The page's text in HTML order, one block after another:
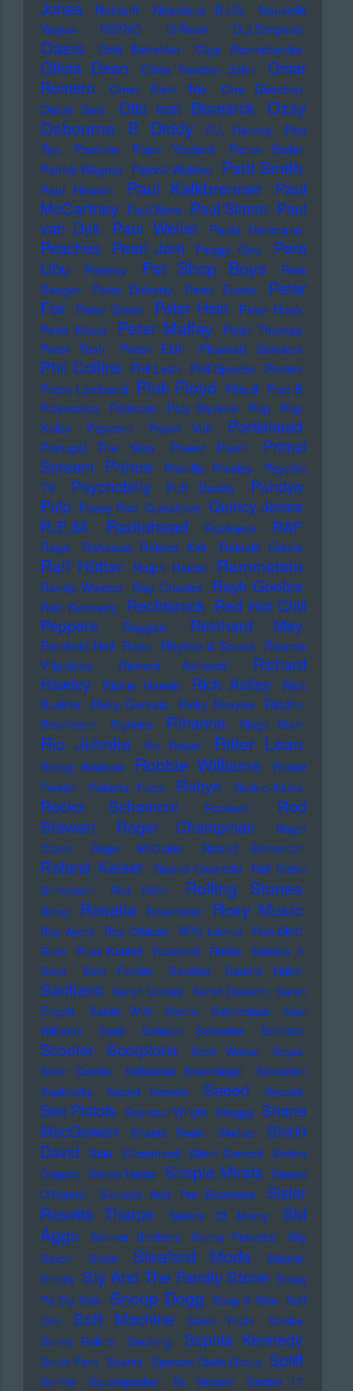
Jones
Notdurft Notorious B.I.G.
Nouvelle
Vague
NSYNC O-Town O.J.Simpson
Oasis Odd Beholder Olga Reznichenko
Olivia Dean Olivia Newton John
Omar
Romero
Omer Klein Trio
One Direction
Oskar Sala
Otto von Bismarck Ozzy
Osbourne
P. Diddy P.J. Harvey
Pan
Tau
Pankow Papo Yoplack
Parov Stelar
Patrick Wagner Patrick Walden Patti Smith
Paul Heaton Paul Kalkbrenner
Paul
McCartney Paul Nero Paul Simon Paul
van Dyk Paul Weller Paula Hartmann
Peaches Pearl Jam Peggy Gou
Pere
Ubu
Perrecy Pet Shop Boys
Pete
Seeger
Peter Doherty Peter Evans
Peter
Fox
Peter Green Peter Hein
Peter Hook
Peter Kraus
Peter Maffay
Peter Thomas
Peter Tosh
Petter Eldh Pharoah Sanders
Phil Collins Phil Lesh Phil Spector Photek
Pietro Lombardi
Pink Floyd Pitbull Plan B
Plasmatics
Polecats Poly Styrene Pop
Pop-
Kultur
Popcorn Popol Vuh Portishead
Portugal The Man Power Plush
Primal
Scream
Prince Priscilla Presley
Psychic
TV
Psychobilly Puff Daddy
Puhdys
Pulp Pussy Riot Questlove Quincy Jones
R.E.M. Radiohead Raekwon RAF
Rage Rahsaan Roland Kirk Rainald Grebe
Ralf Hütter Ralph Heidel Rammstein
Randy Weston Ray Charles Rayk Goetze
Reb Kennedy Rechtsrock Red Hot Chili
Peppers
Reggae Reinhard Mey
Reinhold Heil Rezo Rhythm & Sound Ricardo
Villalobos
Richard Ashcroft
Richard
Hawley
Richie Hawtin Rick Astley
Rick
Buckler
Ricky Gervais Ricky Shayne Riddim
Riechmann Righeira Rihanna Ringo Starr
Rio Juhnke Rio Reiser Ritter Lean
Robag Wruhme Robbie Williams
Robert
Forster
Roberta Flack Robyn Rock-o-Rama
Rocko Schamoni Rockwell
Rod
Stewart
Roger Champman
Roger
Cicero
Roger McGuinn Roland Emmerich
Roland Kaiser Roland Owsnitzki
Rolf Dieter
Brinkmann
Rolf Kühn Rolling Stones
Romy Rosalia Rosenstolz Roxy Music
Roy Ayers Roy Orbison RPS Lanrue
Run-DMC
Rush
Russ Kunkel Russland Rutles
Sababa 5
Sade
Sam Fender Sandow Sandra Hüller
Santiano Sarah Connor Sarah Davachi Sarah
Engels
Sarah Wild Sasha Saturndaze
Saul
Williams
Sault Schnipo Schranke Schürze
Scooter Scorpions Scott Walker
Scycs
Sean Combs
Sebastian Krumbiegel
Sebastian
Studnitzky
Secret Secrets Seeed Sepalot
Sex Pistols Seymour Wright Shaggy Shane
MacGowan
Shania Twain Shellac
Shirin
David
Sido Silbermond Silent Servant Simina
Grigoriu Simon Harris Simple Minds Sinead
O'Connor
Siouxsie And The Banshees
Sister
Rosetta Tharpe
Sisters Of Mercy
Ski
Aggu
Skinner Brothers Skinny Pelembe
Sky
Saxon
Slade Sleaford Mods
Sleater-
Kinney Sly And The Family Stone Smag
Pa Dig Selv Snoop Dogg Soap & Skin Soft
Cell
Soft Machine Sonic Youth
Sonics
Sonny Rollins
Soolking Sophia Kennedy
South Park Sparks Spencer Davis Group Spliff
Sprints Squarepusher St. Vincent
Station 17